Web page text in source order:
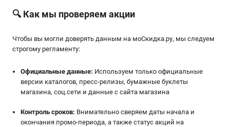
🔍 Как мы проверяем акции
Чтобы вы могли доверять данным на мoСкидка.ру, мы следуем
строгому регламенту:
Официальные данные: Используем только официальные
версии каталогов, пресс-релизы, бумажные буклеты
магазина, соц.сети и данные с сайта магазина
Контроль сроков: Внимательно сверяем даты начала и
окончания промо-периода, а также статус акций на